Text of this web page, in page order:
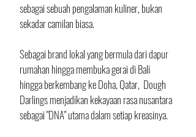
sebagai sebuah pengalaman kuliner, bukan
sekadar camilan biasa.
Sebagai brand lokal yang bermula dari dapur
rumahan hingga membuka gerai di Bali
hingga berkembang ke Doha, Qatar,  Dough
Darlings menjadikan kekayaan rasa nusantara
sebagai "DNA" utama dalam setiap kreasinya.